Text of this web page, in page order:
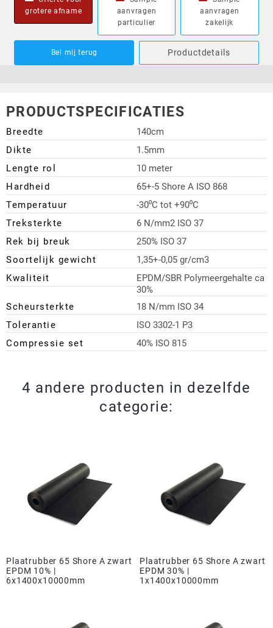
grotere afname
aanvragen
particulier
aanvragen
zakelijk
Bel mij terug Productdetails
PRODUCTSPECIFICATIES
Breedte
140cm
Dikte
1.5mm
Lengte rol
10 meter
Hardheid
65+-5 Shore A ISO 868
Temperatuur
-30⁰C tot +90⁰C
Treksterkte
6 N/mm2 ISO 37
Rek bij breuk
250% ISO 37
Soortelijk gewicht
1,35+-0,05 gr/cm3
Kwaliteit
EPDM/SBR Polymeergehalte ca
30%
Scheursterkte
18 N/mm ISO 34
Tolerantie
ISO 3302-1 P3
Compressie set
40% ISO 815
4 andere producten in dezelfde
categorie:
Plaatrubber 65 Shore A zwart
EPDM 10% |
6x1400x10000mm
Plaatrubber 65 Shore A zwart
EPDM 30% |
1x1400x10000mm